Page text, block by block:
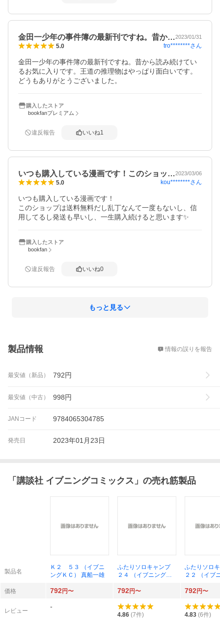
金田一少年の事件簿の最新刊ですね。昔か…2023/01/31
5.0 tro********さん
金田一少年の事件簿の最新刊ですね。昔から読み続けてい
るお気に入りです。王道の推理物はやっぱり面白いです。
どうもありがとうございました。
購入したストア
bookfanプレミアム
違反報告 いいね1
いつも購入している漫画です！このショッ…2023/03/06
5.0 kou********さん
いつも購入している漫画です！
このショップは送料無料だし乱丁なんて一度もないし、信
用してるし発送も早いし、一生購入続けると思います✨
購入したストア
bookfan
違反報告 いいね0
もっと見る
製品情報 情報の誤りを報告
最安値（新品） 792円
最安値（中古） 998円
JANコード 9784065304785
発売日 2023年01月23日
「 講談社 イブニングコミックス 」の売れ筋製品
製品名
Ｋ２ ５３ （イブニ
ングＫＣ） 真船一雄
ふたりソロキャンプ
２４ （イブニングＫ
ふたりソロ
２２ （イブ
価格
792円〜 792円〜 792円〜
レビュー
-
4.86 (7件) 4.83 (6件)